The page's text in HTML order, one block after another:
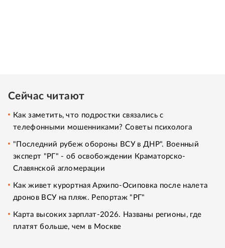
Сейчас читают
Как заметить, что подростки связались с
телефонными мошенниками? Советы психолога
"Последний рубеж обороны ВСУ в ДНР". Военный
эксперт "РГ" - об освобождении Краматорско-
Славянской агломерации
Как живет курортная Архипо-Осиповка после налета
дронов ВСУ на пляж. Репортаж "РГ"
Карта высоких зарплат-2026. Названы регионы, где
платят больше, чем в Москве